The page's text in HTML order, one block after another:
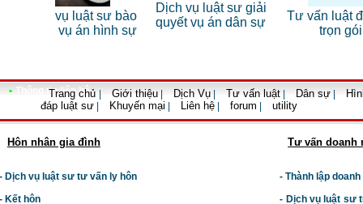
Dịch vụ luật sư giải
quyết vụ án dân sự
Tư vấn luật đất đai
trọn gói
Dịch
• Thông tin liên hệ
Trang chủ Giới thiệu Dịch Vụ Tư vấn luật Dân sự
đáp luật sư
Khuyến mại Liên hệ forum utility
Hôn nhân gia đình
Dịch vụ luật sư tư vấn ly hôn
Kết hôn
Tư vấn doanh
- Thành lập
- Dịch vụ luật sư t